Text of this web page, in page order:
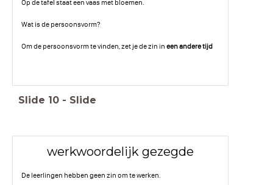
Op de tafel staat een vaas met bloemen.
Wat is de persoonsvorm?
Om de persoonsvorm te vinden, zet je de zin in een andere tijd
Slide 10 - Slide
werkwoordelijk gezegde
De leerlingen hebben geen zin om te werken.